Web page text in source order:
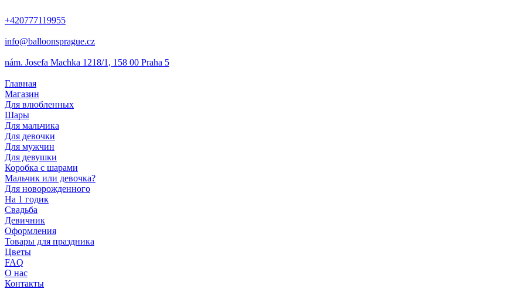
+420777119955
info@balloonsprague.cz
nám. Josefa Machka 1218/1, 158 00 Praha 5
Главная
Магазин
Для влюбленных
Шары
Для мальчика
Для девочки
Для мужчин
Для девушки
Коробка с шарами
Мальчик или девочка?
Для новорожденного
На 1 годик
Свадьба
Девичник
Оформления
Товары для праздника
Цветы
FAQ
О нас
Контакты